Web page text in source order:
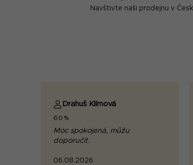
Navštivte naši prodejnu v
Drahuš Klímová
60%
Moc spokojená, můžu
doporučit.
06.08.2026